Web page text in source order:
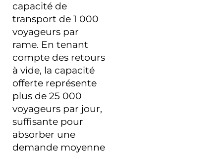
capacité de
transport de 1 000
voyageurs par
rame. En tenant
compte des retours
à vide, la capacité
offerte représente
plus de 25 000
voyageurs par jour,
suffisante pour
absorber une
demande moyenne